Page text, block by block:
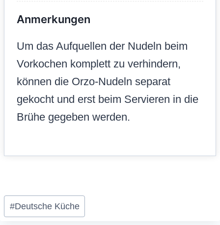
Anmerkungen
Um das Aufquellen der Nudeln beim
Vorkochen komplett zu verhindern,
können die Orzo-Nudeln separat
gekocht und erst beim Servieren in die
Brühe gegeben werden.
Schlagworte:
#Deutsche Küche